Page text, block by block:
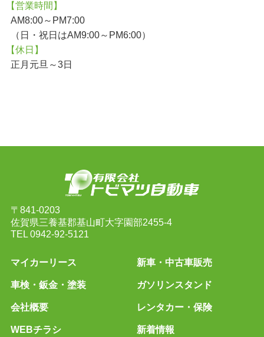
【営業時間】
AM8:00～PM7:00
（日・祝日はAM9:00～PM6:00）
【休日】
正月元旦～3日
〒841-0203
佐賀県三養基郡基山町大字園部2455-4
TEL0942-92-5121
マイカーリース 新車・中古車販売
車検・鈑金・塗装 ガソリンスタンド
レンタカー・保険
会社概要
新着情報
WEBチラシ